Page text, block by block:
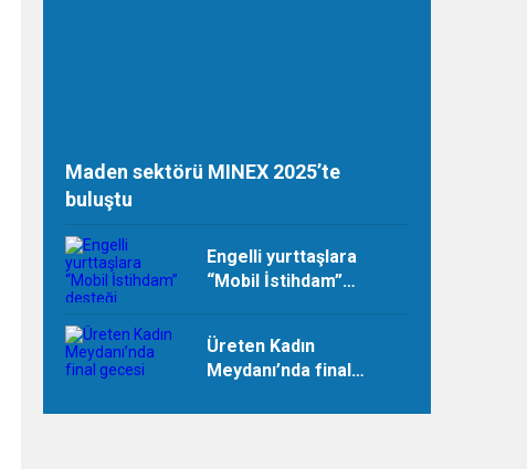
Maden sektörü MINEX 2025’te
buluştu
Engelli yurttaşlara
“Mobil İstihdam”
Üreten Kadın
Meydanı’nda final